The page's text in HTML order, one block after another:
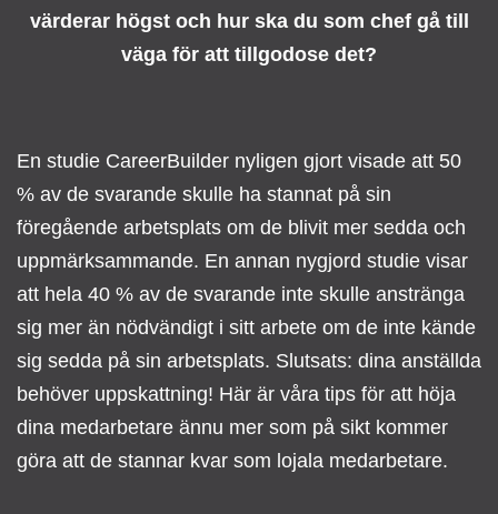
värderar högst och hur ska du som chef gå till
väga för att tillgodose det?
En studie CareerBuilder nyligen gjort visade att 50
% av de svarande skulle ha stannat på sin
föregående arbetsplats om de blivit mer sedda och
uppmärksammande. En annan nygjord studie visar
att hela 40 % av de svarande inte skulle anstränga
sig mer än nödvändigt i sitt arbete om de inte kände
sig sedda på sin arbetsplats. Slutsats: dina anställda
behöver uppskattning! Här är våra tips för att höja
dina medarbetare ännu mer som på sikt kommer
göra att de stannar kvar som lojala medarbetare.